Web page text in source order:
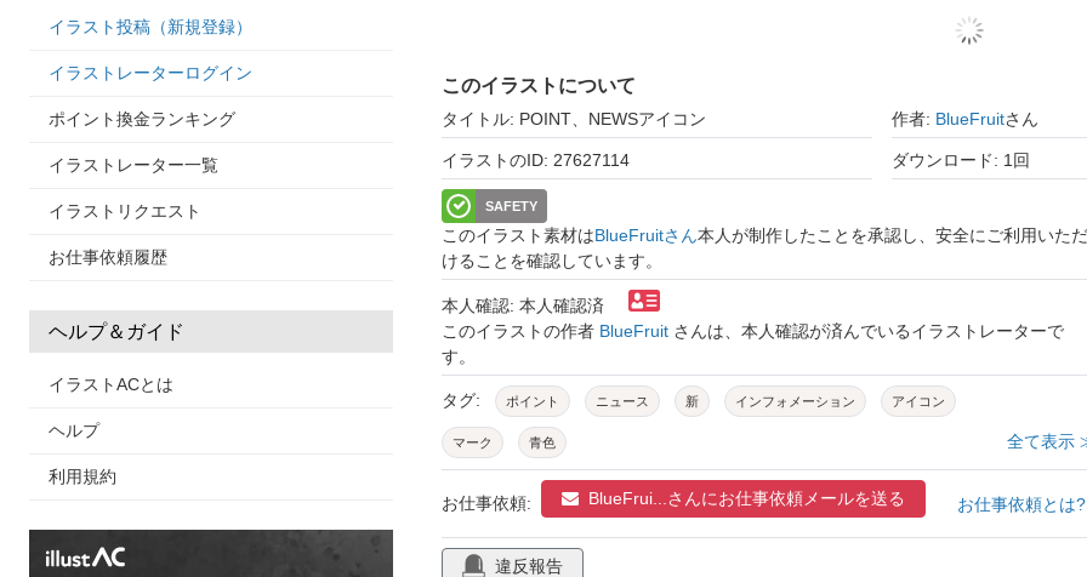
イラスト投稿（新規登録）
イラストレーターログイン
ポイント換金ランキング
イラストレーター一覧
イラストリクエスト
お仕事依頼履歴
ヘルプ＆ガイド
イラストACとは
ヘルプ
利用規約
このイラストについて
タイトル: POINT、NEWSアイコン 作者: BlueFruitさん
イラストのID: 27627114 ダウンロード: 1回
SAFETY
このイラスト素材はBlueFruitさん本人が制作したことを承認し、安全にご利用いただ
けることを確認しています。
本人確認: 本人確認済
このイラストの作者 BlueFruit さんは、本人確認が済んでいるイラストレーターで
す。
タグ: ポイント ニュース 新 インフォメーション アイコン
マーク 青色 全て表示
お仕事依頼: BlueFrui...さんにお仕事依頼メールを送る お仕事依頼とは?
違反報告